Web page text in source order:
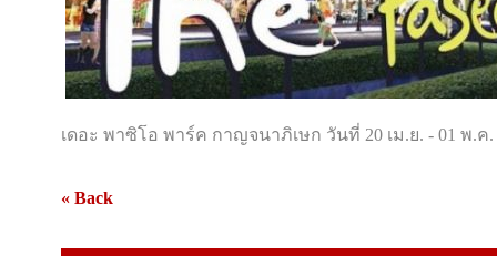
เดอะ พาซิโอ พาร์ค กาญจนาภิเษก วันที่ 20 เม.ย. - 01 พ.ค
« Back